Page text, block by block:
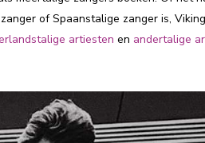
of Spaanstalige zanger is, Viking
artiesten en andertalige